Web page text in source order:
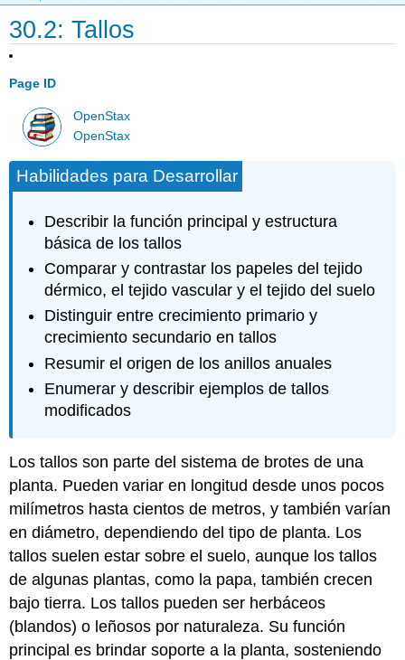
30.2: Tallos
Page ID
OpenStax
OpenStax
Habilidades para Desarrollar
Describir la función principal y estructura
básica de los tallos
Comparar y contrastar los papeles del tejido
dérmico, el tejido vascular y el tejido del suelo
Distinguir entre crecimiento primario y
crecimiento secundario en tallos
Resumir el origen de los anillos anuales
Enumerar y describir ejemplos de tallos
modificados
Los tallos son parte del sistema de brotes de una
planta. Pueden variar en longitud desde unos pocos
milímetros hasta cientos de metros, y también varían
en diámetro, dependiendo del tipo de planta. Los
tallos suelen estar sobre el suelo, aunque los tallos
de algunas plantas, como la papa, también crecen
bajo tierra. Los tallos pueden ser herbáceos
(blandos) o leñosos por naturaleza. Su función
principal es brindar soporte a la planta, sosteniendo